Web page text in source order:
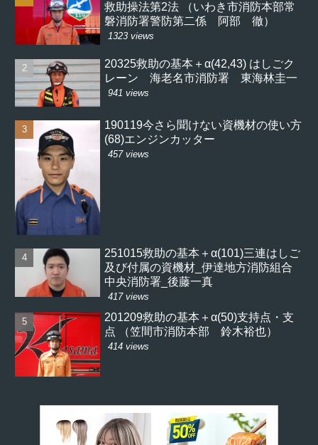
救助操法第2法 （いわき市消防本部常
磐消防署警防第二係 阿部 徹）
1323 views
20325救助の基本＋α(42,43) はしごク
レーン 海老名市消防署 東海林圭一
941 views
190119今さら聞けない資機材の使い方
(68)エンジンカッター
457 views
251015救助の基本＋α(101)三連はしご
及び付属の資機材_伊達地方消防組合
中央消防署_後藤一真
417 views
201209救助の基本＋α(50)支持点・支
点 （笠間市消防本部 鈴木裕也）
414 views